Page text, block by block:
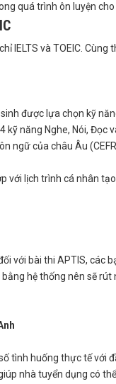
quá trình ôn luyện cho
IELTS và TOEIC. Cùng
được lựa chọn kỹ
năng Nghe, Nói, Đọc
ngữ của châu Âu
với lịch trình cá nhân
với bài thi APTIS, các
hệ thống nên sẽ rút
tình huống thực tế với
nhà tuyển dụng có